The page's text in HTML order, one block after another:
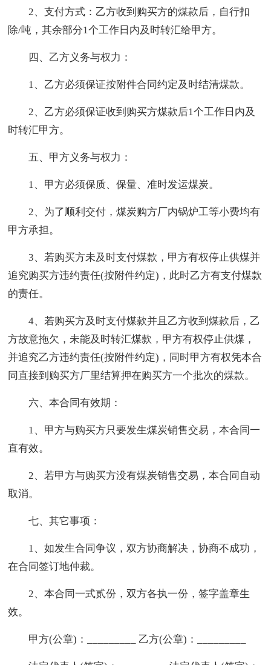
2、支付方式：乙方收到购买方的煤款后，自行扣
除/吨，其余部分1个工作日内及时转汇给甲方。
四、乙方义务与权力：
1、乙方必须保证按附件合同约定及时结清煤款。
2、乙方必须保证收到购买方煤款后1个工作日内及
时转汇甲方。
五、甲方义务与权力：
1、甲方必须保质、保量、准时发运煤炭。
2、为了顺利交付，煤炭购方厂内锅炉工等小费均有
甲方承担。
3、若购买方未及时支付煤款，甲方有权停止供煤并
追究购买方违约责任(按附件约定)，此时乙方有支付煤款
的责任。
4、若购买方及时支付煤款并且乙方收到煤款后，乙
方故意拖欠，未能及时转汇煤款，甲方有权停止供煤，
并追究乙方违约责任(按附件约定)，同时甲方有权凭本合
同直接到购买方厂里结算押在购买方一个批次的煤款。
六、本合同有效期：
1、甲方与购买方只要发生煤炭销售交易，本合同一
直有效。
2、若甲方与购买方没有煤炭销售交易，本合同自动
取消。
七、其它事项：
1、如发生合同争议，双方协商解决，协商不成功，
在合同签订地仲裁。
2、本合同一式贰份，双方各执一份，签字盖章生
效。
甲方(公章)：_________ 乙方(公章)：_________